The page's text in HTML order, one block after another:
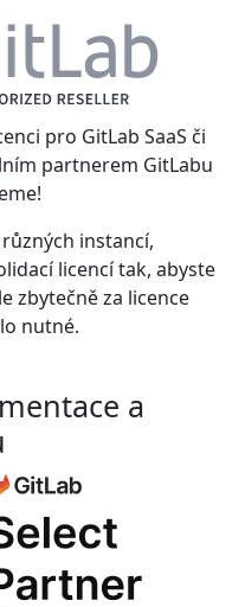
pro GitLab SaaS či
partnerem GitLabu
instancí,
licencí tak, abyste
zbytečně za licence
nutné.
a